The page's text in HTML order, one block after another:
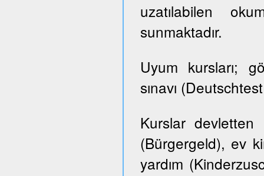
uzatılabilen
sunmaktadır.
Uyum kursları;
sınavı
Kurslar
(Bürgergeld), ev
yardım